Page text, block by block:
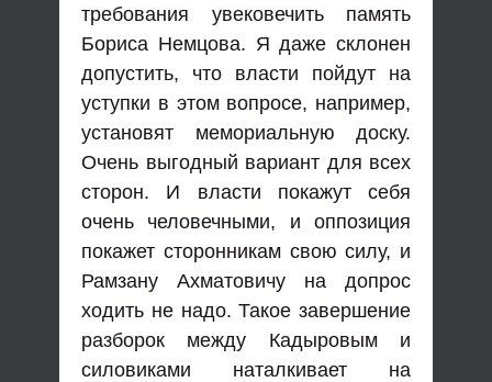
требования увековечить память
Бориса Немцова. Я даже склонен
допустить, что власти пойдут на
уступки в этом вопросе, например,
установят мемориальную доску.
Очень выгодный вариант для всех
сторон. И власти покажут себя
очень человечными, и оппозиция
покажет сторонникам свою силу, и
Рамзану Ахматовичу на допрос
ходить не надо. Такое завершение
разборок между Кадыровым и
силовиками наталкивает на